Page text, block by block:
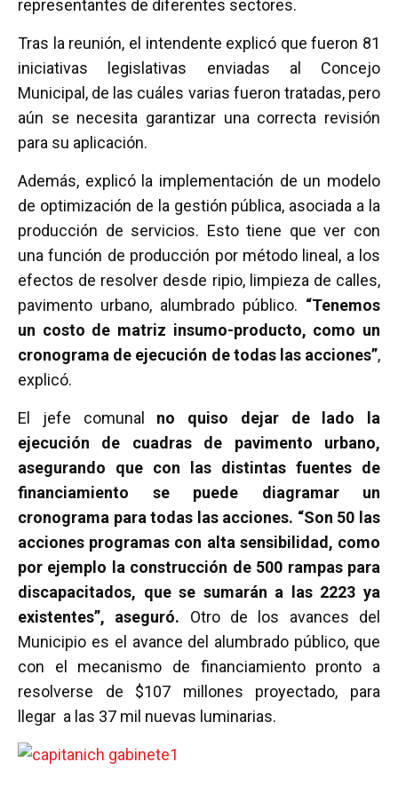
representantes de diferentes sectores.
Tras la reunión, el intendente explicó que fueron 81
iniciativas legislativas enviadas al Concejo
Municipal, de las cuáles varias fueron tratadas, pero
aún se necesita garantizar una correcta revisión
para su aplicación.
Además, explicó la implementación de un modelo
de optimización de la gestión pública, asociada a la
producción de servicios. Esto tiene que ver con
una función de producción por método lineal, a los
efectos de resolver desde ripio, limpieza de calles,
pavimento urbano, alumbrado público. “Tenemos
un costo de matriz insumo-producto, como un
cronograma de ejecución de todas las acciones”,
explicó.
El jefe comunal no quiso dejar de lado la
ejecución de cuadras de pavimento urbano,
asegurando que con las distintas fuentes de
financiamiento se puede diagramar un
cronograma para todas las acciones. “Son 50 las
acciones programas con alta sensibilidad, como
por ejemplo la construcción de 500 rampas para
discapacitados, que se sumarán a las 2223 ya
existentes”, aseguró. Otro de los avances del
Municipio es el avance del alumbrado público, que
con el mecanismo de financiamiento pronto a
resolverse de $107 millones proyectado, para
llegar a las 37 mil nuevas luminarias.